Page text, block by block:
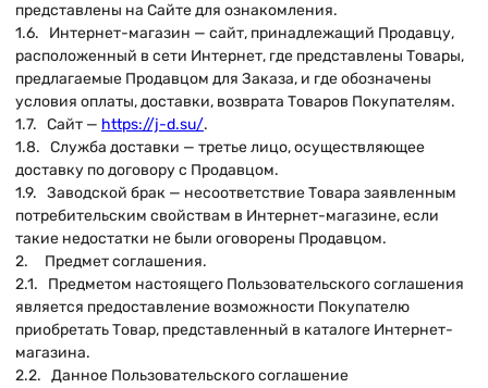
представлены на Сайте для ознакомления.
1.6. Интернет-магазин — сайт, принадлежащий Продавцу,
расположенный в сети Интернет, где представлены Товары,
предлагаемые Продавцом для Заказа, и где обозначены
условия оплаты, доставки, возврата Товаров Покупателям.
1.7. Сайт — https://j-d.su/.
1.8. Служба доставки — третье лицо, осуществляющее
доставку по договору с Продавцом.
1.9. Заводской брак — несоответствие Товара заявленным
потребительским свойствам в Интернет-магазине, если
такие недостатки не были оговорены Продавцом.
2. Предмет соглашения.
2.1. Предметом настоящего Пользовательского соглашения
является предоставление возможности Покупателю
приобретать Товар, представленный в каталоге Интернет-
магазина.
2.2. Данное Пользовательского соглашение